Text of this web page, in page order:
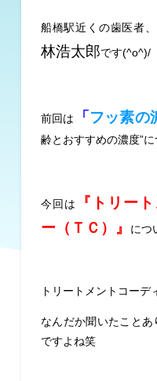
船橋駅近くの歯医者
林浩太郎です(^o^)/
前回は 「 フッ素の
齢とおすすめの濃度”
今回は
『トリー
ー（ＴＣ）』
につ
トリートメントコーデ
なんだか聞いたこと
ですよね笑